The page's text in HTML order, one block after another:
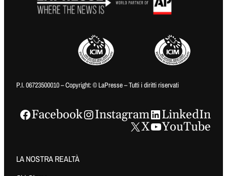
P.I. 06723500010 – Copyright: © LaPresse – Tutti i diritti riservati
Facebook Instagram
LinkedIn
X
YouTube
LA NOSTRA REALTÀ